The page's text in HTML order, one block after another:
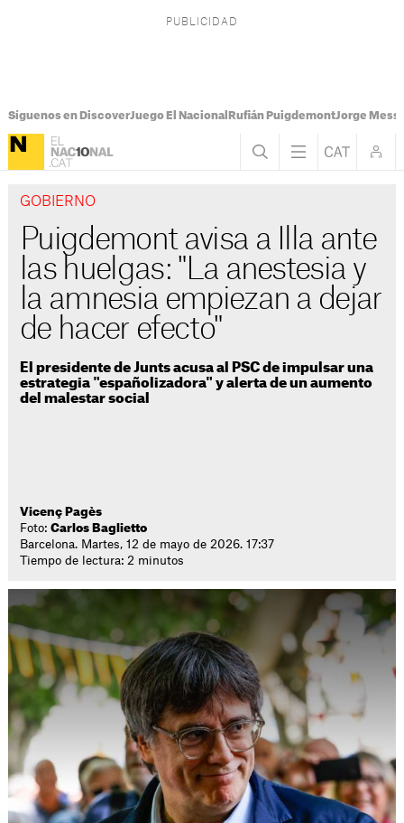
Síguenos en DiscoverJuego El Nacional Rufián PuigdemontJorge Messi
GOBIERNO
Puigdemont avisa a Illa ante
las huelgas: "La anestesia y
la amnesia empiezan a dejar
de hacer efecto"
El presidente de Junts acusa al PSC de impulsar una
estrategia "españolizadora" y alerta de un aumento
del malestar social
Vicenç Pagès
Foto:Carlos Baglietto
Barcelona. Martes, 12 de mayo de 2026. 17:37
Tiempo de lectura: 2 minutos